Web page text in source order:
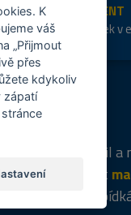
ŠIROKÝ SORTIMENT
Přes 20 tis. položek v
shopu
k nákupu
nám svůj e-mail a
informovat
o zajímavých
K
váš
„Přijmout
přes
kdykoliv
zápatí